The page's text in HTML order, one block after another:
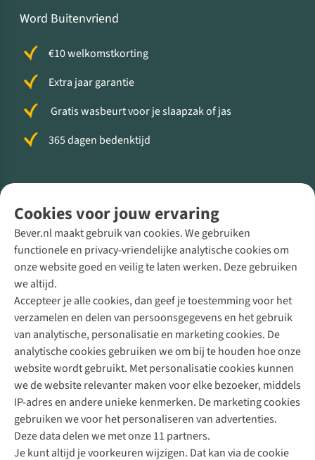
Cookies voor jouw ervaring
Bever.nl maakt gebruik van cookies. We gebruiken
functionele en privacy-vriendelijke analytische cookies om
onze website goed en veilig te laten werken. Deze gebruiken
we altijd.
Accepteer je alle cookies, dan geef je toestemming voor het
verzamelen en delen van persoonsgegevens en het gebruik
van analytische, personalisatie en marketing cookies. De
analytische cookies gebruiken we om bij te houden hoe onze
website wordt gebruikt. Met personalisatie cookies kunnen
we de website relevanter maken voor elke bezoeker, middels
IP-adres en andere unieke kenmerken. De marketing cookies
gebruiken we voor het personaliseren van advertenties.
Deze data delen we met onze 11 partners.
Je kunt altijd je voorkeuren wijzigen. Dat kan via de cookie
Word Buitenvriend
€10 welkomstkorting
Extra jaar garantie
Gratis wasbeurt voor je slaapzak of jas
365 dagen bedenktijd
Direct advies van een Buitenexpert
+31 (0)85 888 50 88
+31 6 12 28 49 80
Contactformulier